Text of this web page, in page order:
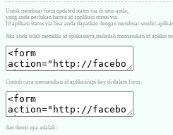
Untuk membuat form updated status via di situs anda,
yang anda perlukan hanya id applikasi status via.
Id aplikasi status via bisa anda dapatkan dengan membuat sendiri
Jika anda telah memiliki id aplikasinya,mulailah memasukan id apliksi
Contoh cara memasukan id aplikasi/api key di dalam form :
dan demo nya adalah :